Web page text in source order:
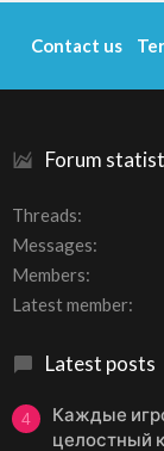
Forum
Threads
Messages
Members
Latest member
Latest posts
4
Каждые
целостный
Contact us